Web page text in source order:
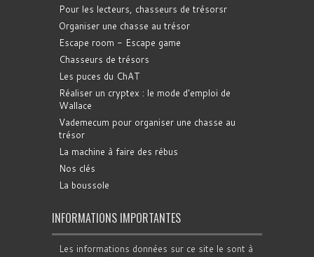
Pour les lecteurs, chasseurs de trésorsr
Organiser une chasse au trésor
Escape room - Escape game
Chasseurs de trésors
Les puces du ChAT
Réaliser un cryptex : le mode d'emploi de
Wallace
Vademecum pour organiser une chasse au
trésor
La machine à faire des rébus
Nos clés
La boussole
INFORMATIONS IMPORTANTES
Les informations données sur ce site le sont à